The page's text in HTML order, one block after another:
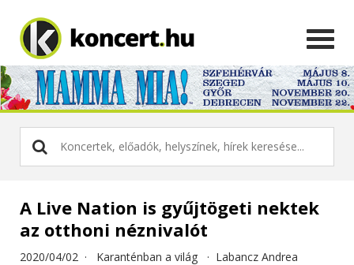
A Live Nation is gyűjtögeti nektek
az otthoni néznivalót
2020/04/02 · Karanténban a világ · Labancz Andrea